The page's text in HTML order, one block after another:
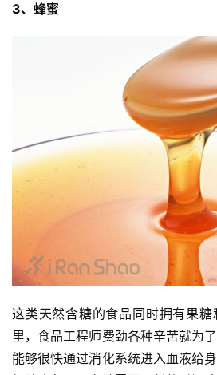
备
用
户
选
运
集
3、蜂蜜
这类天然含糖的食品同时拥有果
里，食品工程师费劲各种辛苦就为
能够很快通过消化系统进入血液给